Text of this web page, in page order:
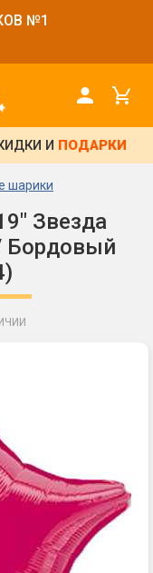
№1
И ПОДАРКИ
шарики
Звезда
Бордовый